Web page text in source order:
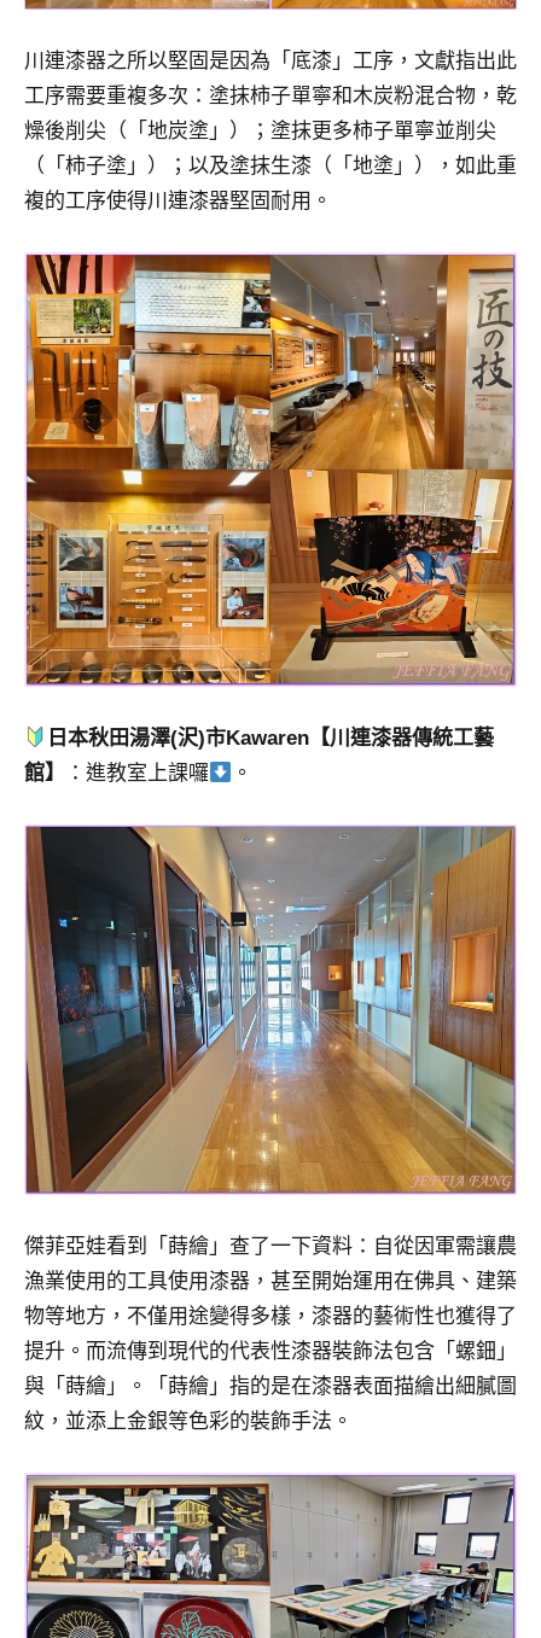
川連漆器之所以堅固是因為「底漆」工序，文獻指出此
工序需要重複多次：塗抹柿子單寧和木炭粉混合物，乾
燥後削尖（「地炭塗」）；塗抹更多柿子單寧並削尖
（「柿子塗」）；以及塗抹生漆（「地塗」），如此重
複的工序使得川連漆器堅固耐用。
日本秋田湯澤(沢)市Kawaren【川連漆器傳統工藝
館】
：進教室上課囉 。
傑菲亞娃看到「蒔繪」查了一下資料：自從因軍需讓農
漁業使用的工具使用漆器，甚至開始運用在佛具、建築
物等地方，不僅用途變得多樣，漆器的藝術性也獲得了
提升。而流傳到現代的代表性漆器裝飾法包含「螺鈿」
與「蒔繪」。「蒔繪」指的是在漆器表面描繪出細膩圖
紋，並添上金銀等色彩的裝飾手法。